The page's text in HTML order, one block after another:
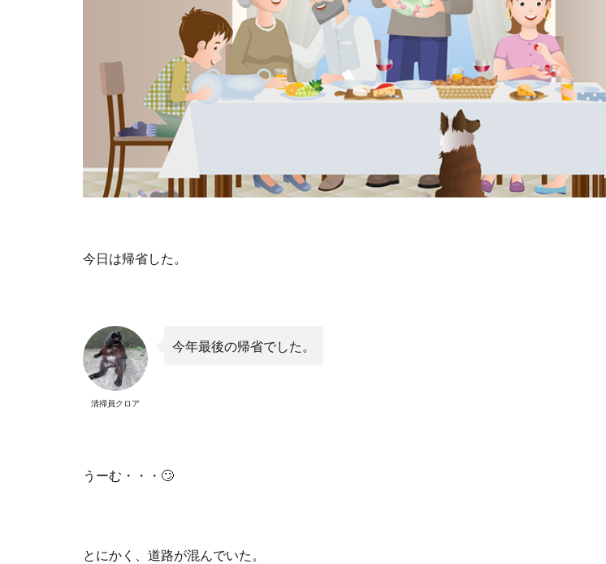
今日は帰省した。
清掃員クロア
今年最後の帰省でした。
うーむ・・・🙄
とにかく、道路が混んでいた。